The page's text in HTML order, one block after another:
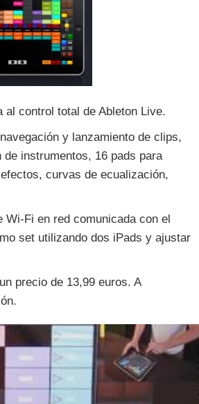
al control total de Ableton Live.
y lanzamiento de clips,
instrumentos, 16 pads para
curvas de ecualización,
Wi-Fi en red comunicada con el
set utilizando dos iPads y ajustar
precio de 13,99 euros. A